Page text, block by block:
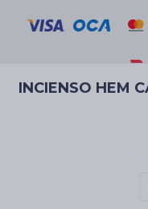
INCIENSO HEM
© Copyright 2026 / La Casa